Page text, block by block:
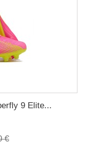
9 Elite...
€